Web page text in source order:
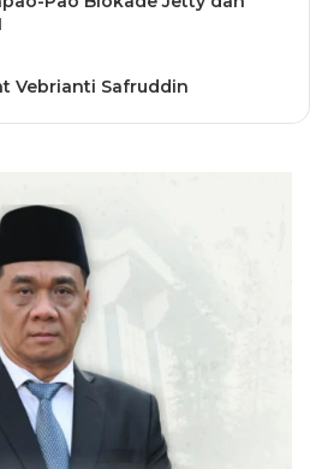
Vebrianti Safruddin